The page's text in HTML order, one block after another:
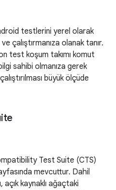
testlerini yerel olarak
çalıştırmanıza olanak tanır.
test koşum takımı komut
sahibi olmanıza gerek
büyük ölçüde
Test Suite (CTS)
mevcuttur. Dahil
kaynaklı ağaçtaki